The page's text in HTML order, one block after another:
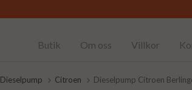
Butik Om oss Villkor
Dieselpump Citroen Dieselpump Citroen